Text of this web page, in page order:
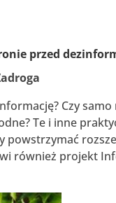
przed
Czy
Te i inne
powstrzymać
również projekt